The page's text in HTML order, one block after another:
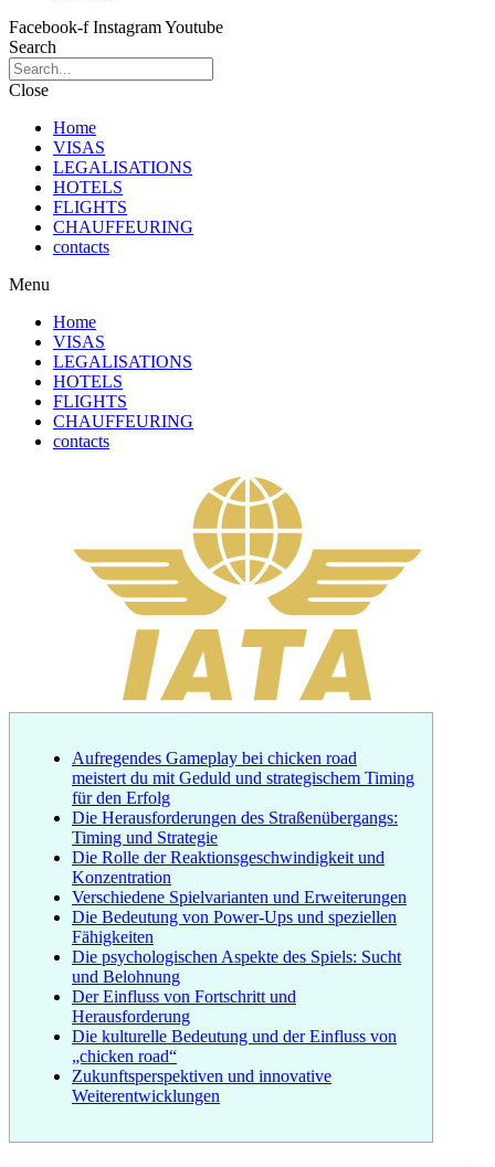
Facebook-f InstagramYoutube
Search
Close
Home
VISAS
LEGALISATIONS
HOTELS
FLIGHTS
CHAUFFEURING
contacts
Menu
Home
VISAS
LEGALISATIONS
HOTELS
FLIGHTS
CHAUFFEURING
contacts
Aufregendes Gameplay bei chicken road
meistert du mit Geduld und strategischem Timing
für den Erfolg
Die Herausforderungen des Straßenübergangs:
Timing und Strategie
Die Rolle der Reaktionsgeschwindigkeit und
Konzentration
Verschiedene Spielvarianten und Erweiterungen
Die Bedeutung von Power-Ups und speziellen
Fähigkeiten
Die psychologischen Aspekte des Spiels: Sucht
und Belohnung
Der Einfluss von Fortschritt und
Herausforderung
Die kulturelle Bedeutung und der Einfluss von
„chicken road“
Zukunftsperspektiven und innovative
Weiterentwicklungen